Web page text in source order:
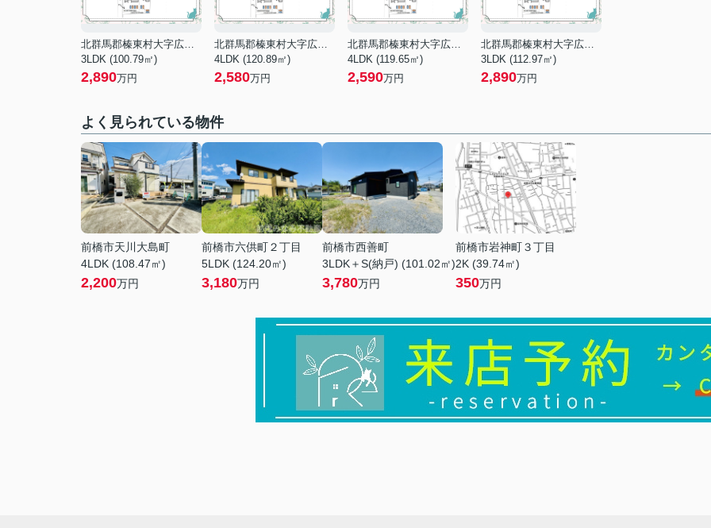
北群馬郡榛東村大字広馬場
3LDK (100.79㎡)
2,890万円
北群馬郡榛東村大字広馬場
4LDK (120.89㎡)
2,580万円
北群馬郡榛東村大字広馬場
4LDK (119.65㎡)
2,590万円
北群馬郡榛東村大字広馬場
3LDK (112.97㎡)
2,890万円
よく見られている物件
前橋市天川大島町
4LDK (108.47㎡)
2,200万円
前橋市六供町２丁目
5LDK (124.20㎡)
3,180万円
前橋市西善町
3LDK＋S(納戸) (101.02㎡)
3,780万円
前橋市岩神町３丁目
2K (39.74㎡)
350万円